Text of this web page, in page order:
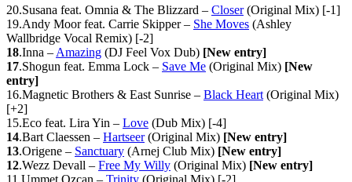
20.Susana feat. Omnia & The Blizzard – Closer(Original Mix) [-1]
19.Andy Moor feat. Carrie Skipper – She Moves (Ashley
Wallbridge Vocal Remix) [-2]
18.Inna – Amazing (DJ Feel Vox Dub) [New entry]
17.Shogun feat. Emma Lock – Save Me (Original Mix) [New
entry]
16.Magnetic Brothers & East Sunrise – Black Heart (Original Mix)
[+2]
15.Eco feat. Lira Yin – Love (Dub Mix) [-4]
14.Bart Claessen – Hartseer(Original Mix) [New entry]
13.Origene – Sanctuary (Arnej Club Mix) [New entry]
12.Wezz Devall – Free My Willy (Original Mix) [New entry]
11.Ummet Ozcan – Trinity (Original Mix) [-2]